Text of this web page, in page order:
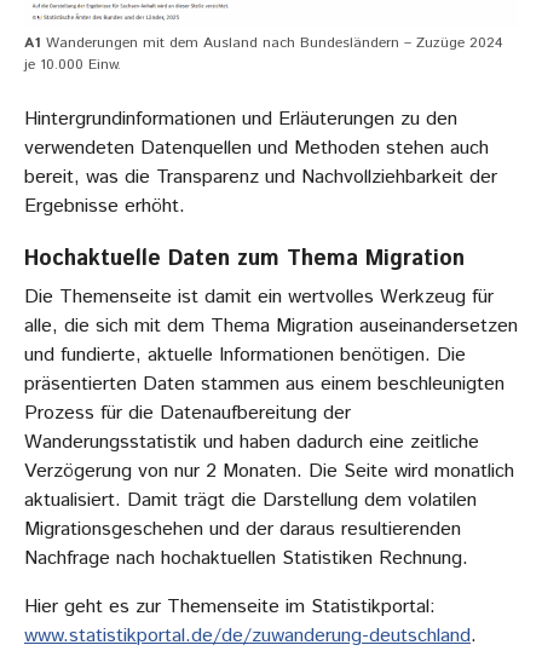
A1 Wanderungen mit dem Ausland nach Bundesländern – Zuzüge 2024
je 10.000 Einw.
Hintergrundinformationen und Erläuterungen zu den
verwendeten Datenquellen und Methoden stehen auch
bereit, was die Transparenz und Nachvollziehbarkeit der
Ergebnisse erhöht.
Hochaktuelle Daten zum Thema Migration
Die Themenseite ist damit ein wertvolles Werkzeug für
alle, die sich mit dem Thema Migration auseinandersetzen
und fundierte, aktuelle Informationen benötigen. Die
präsentierten Daten stammen aus einem beschleunigten
Prozess für die Datenaufbereitung der
Wanderungsstatistik und haben dadurch eine zeitliche
Verzögerung von nur 2 Monaten. Die Seite wird monatlich
aktualisiert. Damit trägt die Darstellung dem volatilen
Migrationsgeschehen und der daraus resultierenden
Nachfrage nach hochaktuellen Statistiken Rechnung.
Hier geht es zur Themenseite im Statistikportal:
www.statistikportal.de/de/zuwanderung-deutschland.